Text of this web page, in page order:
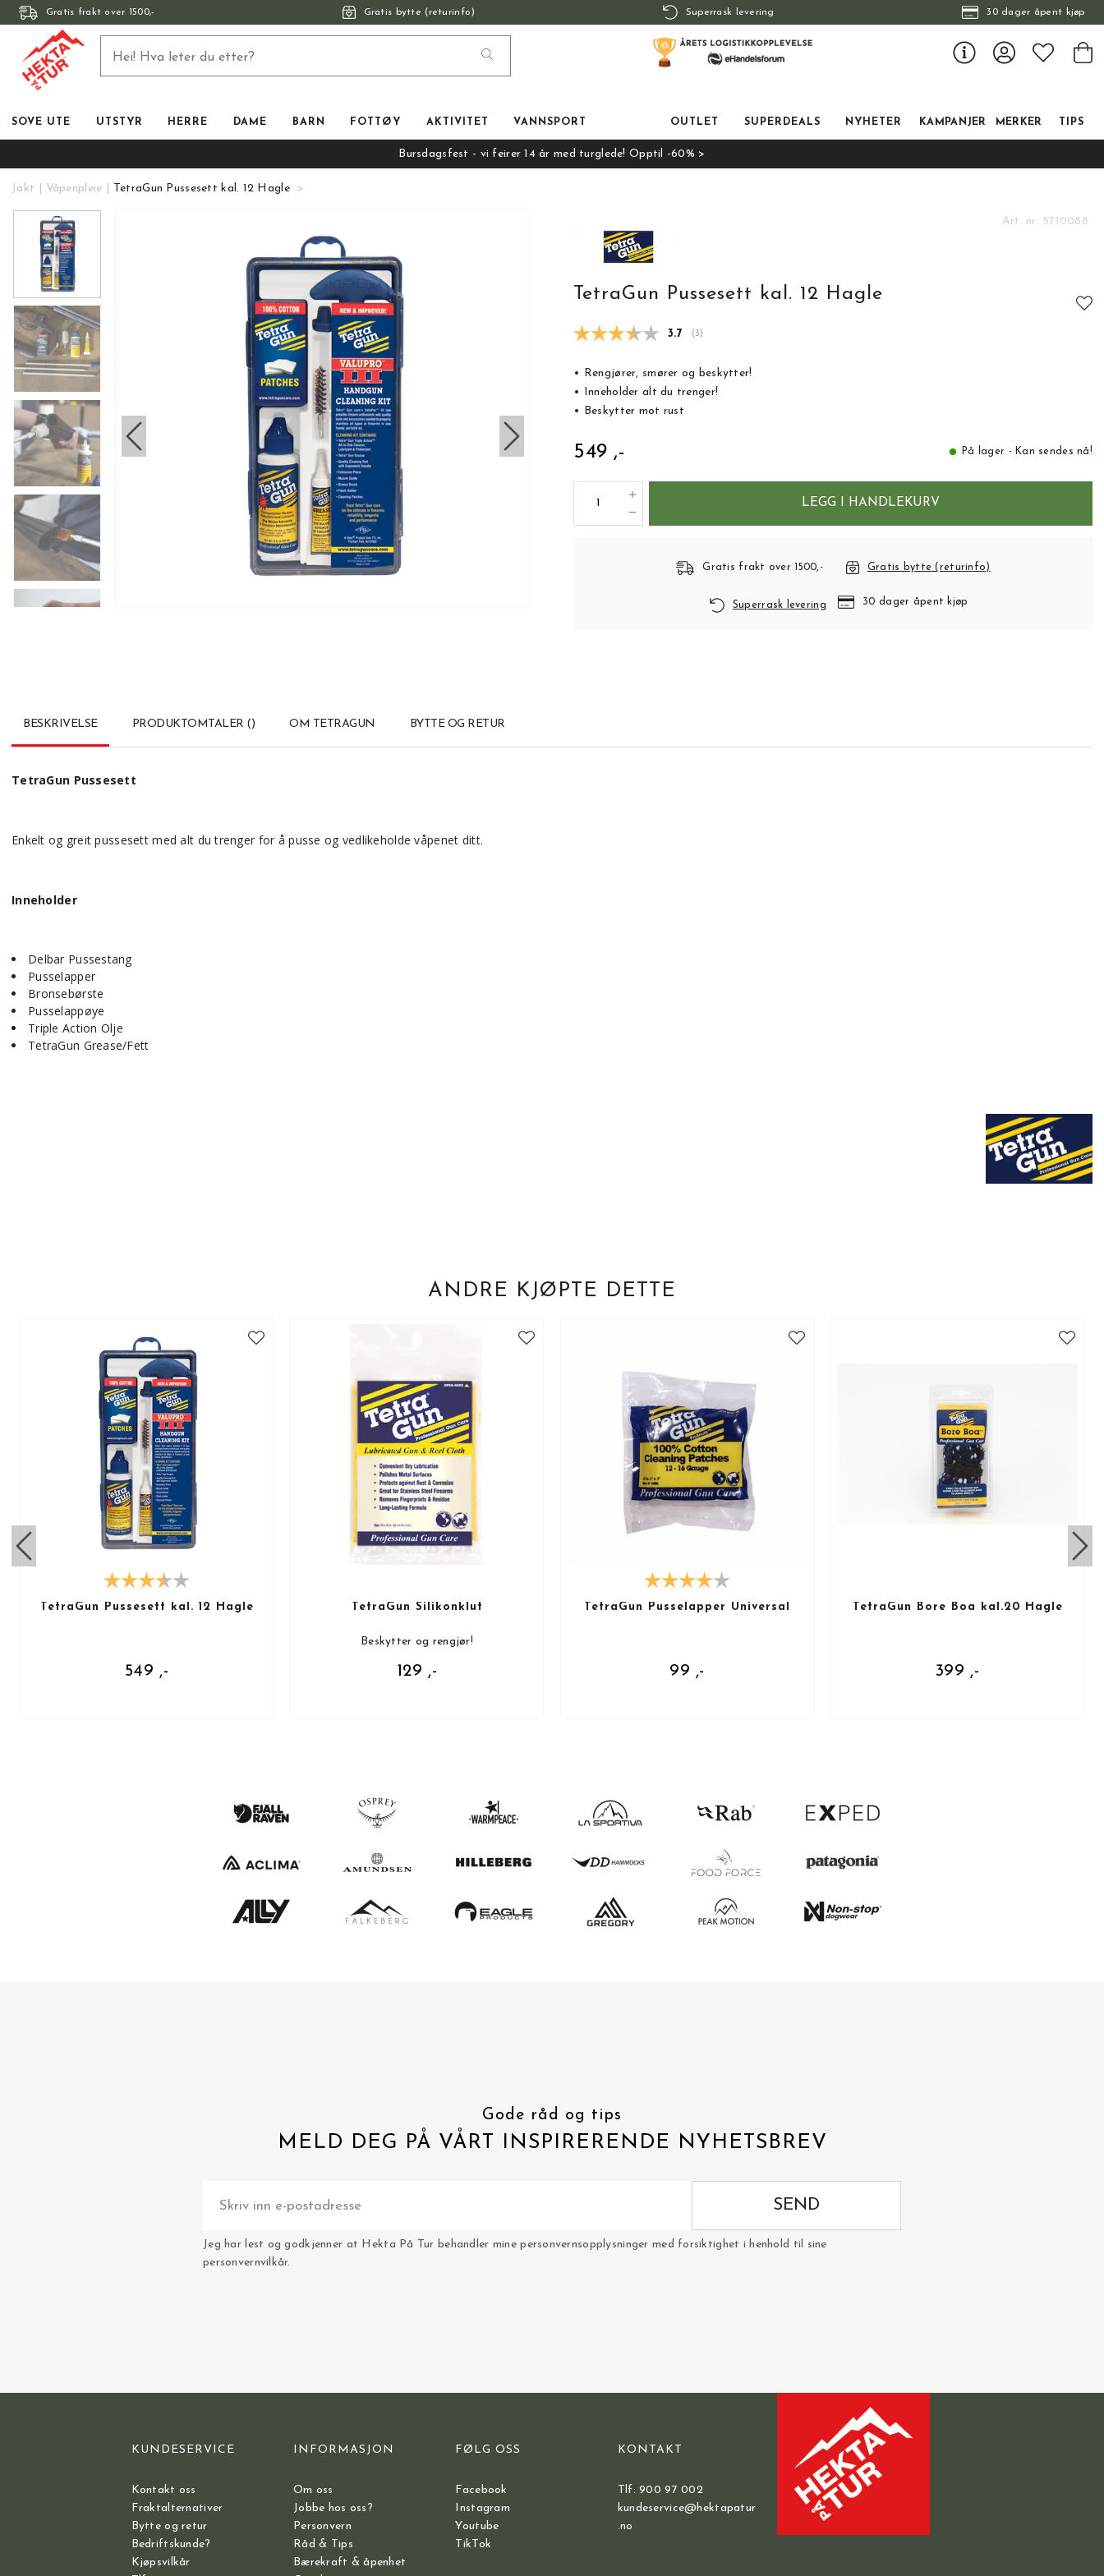
Gratis frakt over 1500,- Gratis bytte (returinfo) Superrask levering 30 dager åpent kjøp
SOVE UTE UTSTYR HERRE DAME BARN FOTTØY AKTIVITET VANNSPORT OUTLET SUPERDEALS NYHETER KAMPANJER MERKER TIPS
Bursdagsfest - vi feirer 14 år med turglede! Opptil -60% >
Jakt Våpenpleie TetraGun Pussesett kal. 12 Hagle
Art. nr. 5710088
TetraGun Pussesett kal. 12 Hagle
Gjennomsnittskarakter:
3.7 (stemmer:
3)
• Rengjører, smører og beskytter!
• Inneholder alt du trenger!
• Beskytter mot rust
549 ,- På lager - Kan sendes nå!
LEGG I HANDLEKURV
Gratis frakt over 1500,- Gratis bytte (returinfo)
Superrask levering 30 dager åpent kjøp
BESKRIVELSE PRODUKTOMTALER () OM TETRAGUN BYTTE OG RETUR
TetraGun Pussesett
Enkelt og greit pussesett med alt du trenger for å pusse og vedlikeholde våpenet ditt.
Inneholder
Delbar Pussestang
Pusselapper
Bronsebørste
Pusselappøye
Triple Action Olje
TetraGun Grease/Fett
ANDRE KJØPTE DETTE
TetraGun Pussesett kal. 12 Hagle
549 ,-
TetraGun Silikonklut
Beskytter og rengjør!
129 ,-
TetraGun Pusselapper Universal
99 ,-
TetraGun Bore Boa kal.20 Hagle
399 ,-
Gode råd og tips
MELD DEG PÅ VÅRT INSPIRERENDE NYHETSBREV
SEND
Jeg har lest og godkjenner at Hekta På Tur behandler mine personvernsopplysninger med forsiktighet i henhold til sine
personvernvilkår.
KUNDESERVICE
Kontakt oss
Fraktalternativer
Bytte og retur
Bedriftskunde?
Kjøpsvilkår
INFORMASJON
Om oss
Jobbe hos oss?
Personvern
Råd & Tips
Bærekraft & åpenhet
FØLG OSS
Facebook
Instagram
Youtube
TikTok
KONTAKT
Tlf: 900 97 002
kundeservice@hektapatur
.no